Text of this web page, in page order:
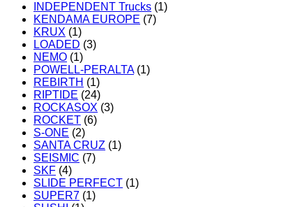
INDEPENDENT Trucks (1)
KENDAMA EUROPE (7)
KRUX (1)
LOADED (3)
NEMO (1)
POWELL-PERALTA (1)
REBIRTH (1)
RIPTIDE (24)
ROCKASOX (3)
ROCKET (6)
S-ONE (2)
SANTA CRUZ (1)
SEISMIC (7)
SKF (4)
SLIDE PERFECT (1)
SUPER7 (1)